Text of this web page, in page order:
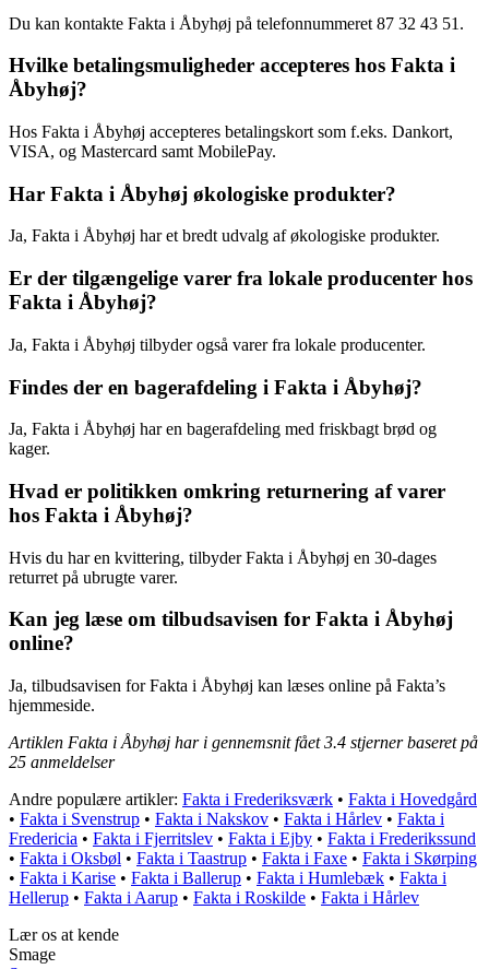
Du kan kontakte Fakta i Åbyhøj på telefonnummeret 87 32 43 51.
Hvilke betalingsmuligheder accepteres hos Fakta i
Åbyhøj?
Hos Fakta i Åbyhøj accepteres betalingskort som f.eks. Dankort,
VISA, og Mastercard samt MobilePay.
Har Fakta i Åbyhøj økologiske produkter?
Ja, Fakta i Åbyhøj har et bredt udvalg af økologiske produkter.
Er der tilgængelige varer fra lokale producenter hos
Fakta i Åbyhøj?
Ja, Fakta i Åbyhøj tilbyder også varer fra lokale producenter.
Findes der en bagerafdeling i Fakta i Åbyhøj?
Ja, Fakta i Åbyhøj har en bagerafdeling med friskbagt brød og
kager.
Hvad er politikken omkring returnering af varer
hos Fakta i Åbyhøj?
Hvis du har en kvittering, tilbyder Fakta i Åbyhøj en 30-dages
returret på ubrugte varer.
Kan jeg læse om tilbudsavisen for Fakta i Åbyhøj
online?
Ja, tilbudsavisen for Fakta i Åbyhøj kan læses online på Fakta’s
hjemmeside.
Artiklen Fakta i Åbyhøj har i gennemsnit fået3.4 stjerner baseret på
25 anmeldelser
Andre populære artikler: Fakta i Frederiksværk • Fakta i Hovedgård
• Fakta i Svenstrup • Fakta i Nakskov • Fakta i Hårlev • Fakta i
Fredericia • Fakta i Fjerritslev • Fakta i Ejby • Fakta i Frederikssund
• Fakta i Oksbøl • Fakta i Taastrup • Fakta i Faxe • Fakta i Skørping
• Fakta i Karise • Fakta i Ballerup • Fakta i Humlebæk • Fakta i
Hellerup • Fakta i Aarup • Fakta i Roskilde • Fakta i Hårlev
Lær os at kende
Smage